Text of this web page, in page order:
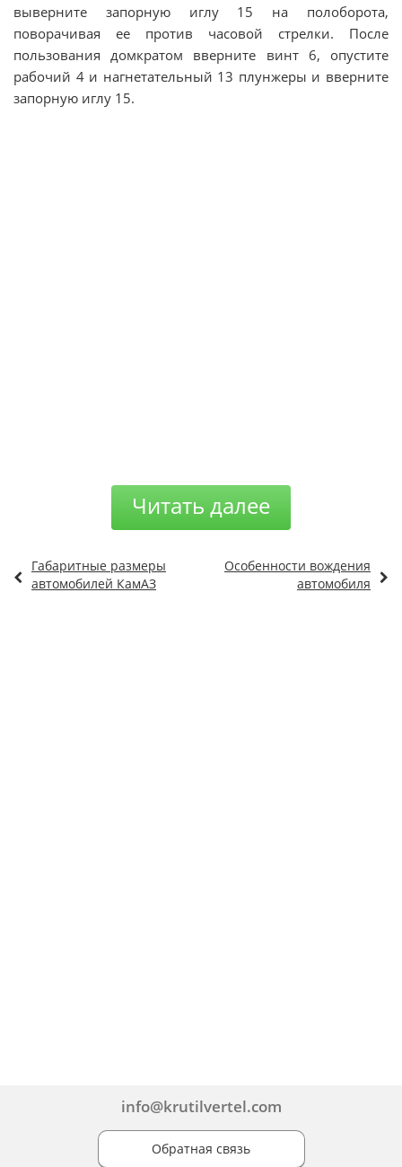
выверните запорную иглу 15 на полоборота,
поворачивая ее против часовой стрелки. После
пользования домкратом вверните винт 6, опустите
рабочий 4 и нагнетательный 13 плунжеры и вверните
запорную иглу 15.
Читать далее
Габаритные размеры
автомобилей КамАЗ
Особенности вождения
автомобиля
info@krutilvertel.com
Обратная связь